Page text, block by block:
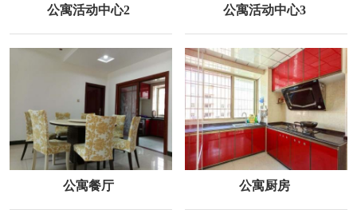
公寓活动中心2 公寓活动中心3
公寓餐厅 公寓厨房